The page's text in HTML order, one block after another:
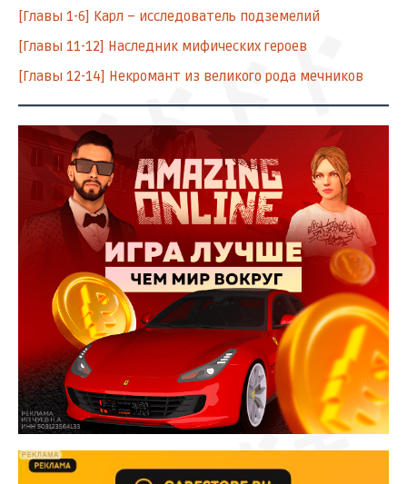
ズアッ
ドドドド
[Главы 1-6] Карл – исследователь подземелий
[Главы 11-12] Наследник мифических героев
[Главы 12-14] Некромант из великого рода мечников